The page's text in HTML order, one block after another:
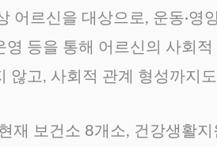
어르신을 대상으로, 운동·영
영 등을 통해 어르신의 사회
않고, 사회적 관계 형성까지
재 보건소 8개소, 건강생활